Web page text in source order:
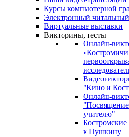
Курсы компьютерной
Электронный читальный
Виртуальные выставки
Викторины, тесты
Онлайн-
"Кино и
Онлайн-
"Посвящение
учителю"
к Пушкину